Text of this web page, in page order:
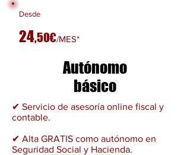
Desde
24,50€/MES*
Autónomo
básico
✔ Servicio de asesoría online fiscal y
contable.
✔ Alta GRATIS como autónomo en
Seguridad Social y Hacienda.